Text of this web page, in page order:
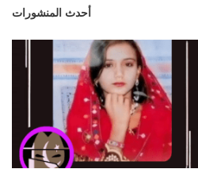
أحدث المنشورات